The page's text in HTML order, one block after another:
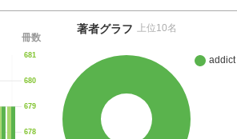
678
679
680
681
冊数
addict
著者グラフ 上位10名